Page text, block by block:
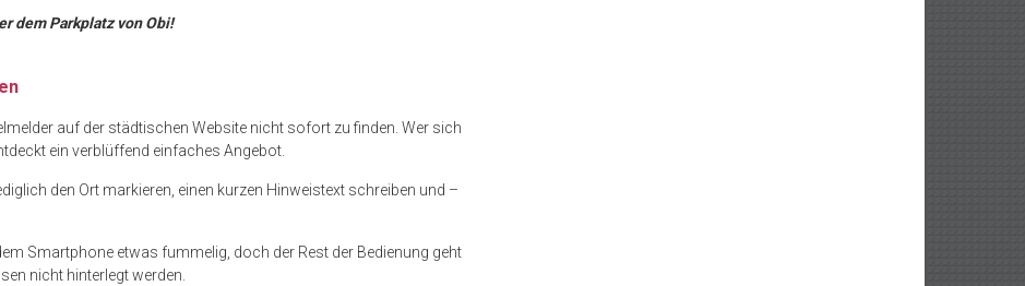
dem Parkplatz von Obi!
auf der städtischen Website nicht sofort zu finden. Wer sich
ein verblüffend einfaches Angebot.
den Ort markieren, einen kurzen Hinweistext schreiben und –
Smartphone etwas fummelig, doch der Rest der Bedienung geht
nicht hinterlegt werden.